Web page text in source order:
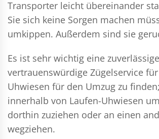
Transporter leicht übereinander
Sie sich keine Sorgen machen
umkippen. Außerdem sind sie
Es ist sehr wichtig eine
vertrauenswürdige Zügelservice
Uhwiesen für den Umzug zu
innerhalb von Laufen-Uhwiesen
dorthin zuziehen oder an einen
wegziehen.